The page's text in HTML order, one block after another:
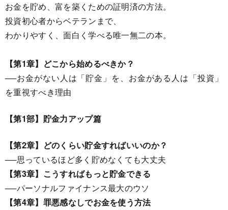
お金を貯め、富を築くための証明済の方法。
投資初心者からベテランまで、
わかりやすく、面白く学べる唯一無二の本。
【第1章】どこから始めるべきか？
──お金がない人は「貯金」を、お金がある人は「投資」
を重視すべき理由
【第1部】貯金力アップ篇
【第2章】どのくらい貯金すればいいのか？
──思っているほど多く貯めなくても大丈夫
【第3章】こうすればもっと貯金できる
──パーソナルファイナンス最大のウソ
【第4章】罪悪感なしでお金を使う方法